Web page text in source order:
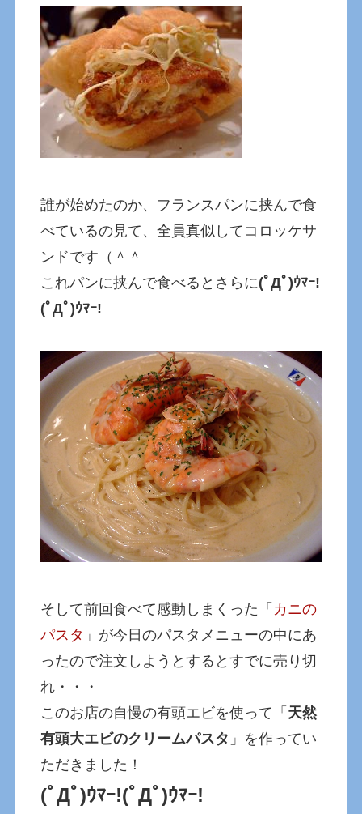
誰が始めたのか、フランスパンに挟んで食
べているの見て、全員真似してコロッケサ
ンドです（＾＾
これパンに挟んで食べるとさらに(ﾟДﾟ)ｳﾏｰ!
(ﾟДﾟ)ｳﾏｰ!
そして前回食べて感動しまくった「 カニの
パスタ 」が今日のパスタメニューの中にあ
ったので注文しようとするとすでに売り切
れ・・・
このお店の自慢の有頭エビを使って「 天然
有頭大エビのクリームパスタ 」を作ってい
ただきました！
(ﾟДﾟ)ｳﾏｰ!(ﾟДﾟ)ｳﾏｰ!